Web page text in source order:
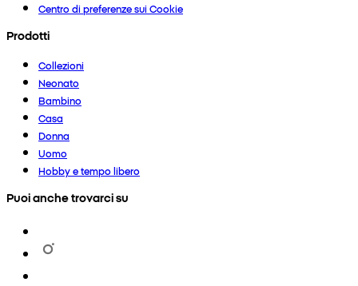
Centro di preferenze sui Cookie
Prodotti
Collezioni
Neonato
Bambino
Casa
Donna
Uomo
Hobby e tempo libero
Puoi anche trovarci su